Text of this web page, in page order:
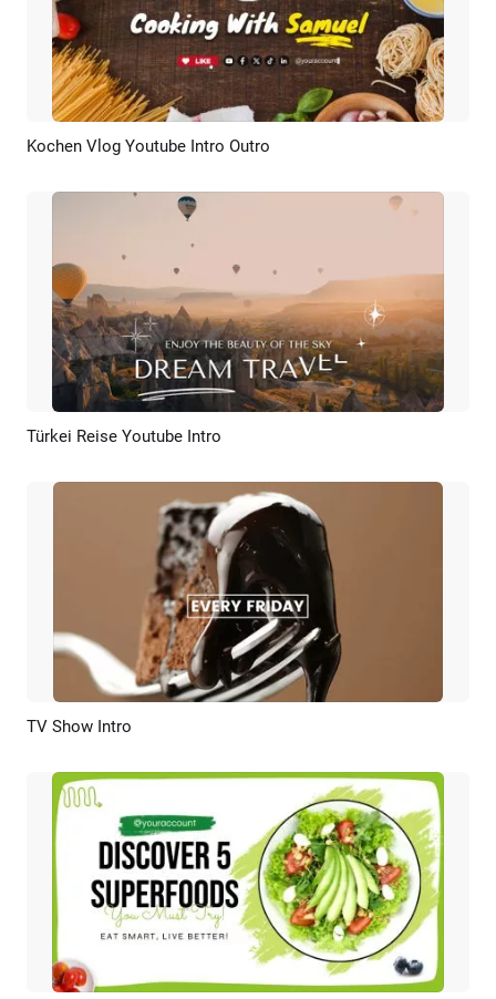
Vorschau KI Erstellen
Kochen Vlog Youtube Intro Outro
Vorschau
Türkei Reise Youtube Intro
TV Show Intro